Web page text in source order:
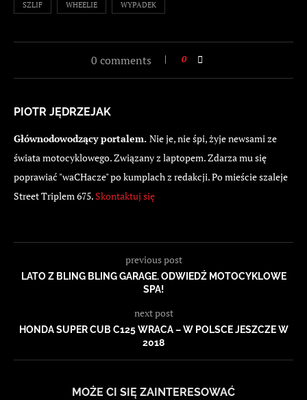
SZLIF WHEELIE WYPADEK
0 comments 0
PIOTR JĘDRZEJAK
Głównodowodzący portalem. Nie je, nie śpi, żyje newsami ze
świata motocyklowego. Związany z laptopem. Zdarza mu się
poprawiać "waCHacze" po kumplach z redakcji. Po mieście szaleje
Street Triplem 675. Skontaktuj się
previous post
LATO Z BLING BLING GARAGE. ODWIEDŹ MOTOCYKLOWE
SPA!
next post
HONDA SUPER CUB C125 WRACA – W POLSCE JESZCZE W
2018
MOŻE CI SIĘ ZAINTERESOWAĆ